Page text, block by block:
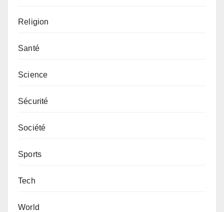
Religion
Santé
Science
Sécurité
Société
Sports
Tech
World